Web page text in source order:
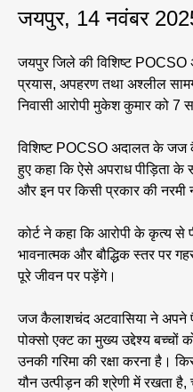
जयपुर, 14 नवंबर
जयपुर जिले की विशिष्ट POCSO
प्रयास, अपहरण तथा अश्लील
निवासी आरोपी मुकेश कुमार को 7
विशिष्ट POCSO अदालत के जज
हुए कहा कि ऐसे अपराध पीड़िता के
और इन पर किसी प्रकार की नरमी
कोर्ट ने कहा कि आरोपी के कृत्य से
भावनात्मक और बौद्धिक स्तर पर
पूरे जीवन पर पड़ेंगे।
जज कैलाशचंद अटवासिया ने अपने
पोक्सो एक्ट का मुख्य उद्देश्य बच्चों
उनकी गरिमा की रक्षा करना है।
यौन उत्पीड़न की श्रेणी में रखता है,